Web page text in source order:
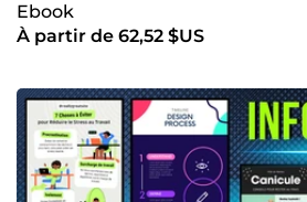
Ebook
À partir de 62,52 $US